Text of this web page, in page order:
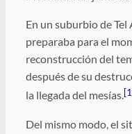
En un suburbio de Tel
preparaba para el
reconstrucción del
después de su
la llegada del mesías.
Del mismo modo, el